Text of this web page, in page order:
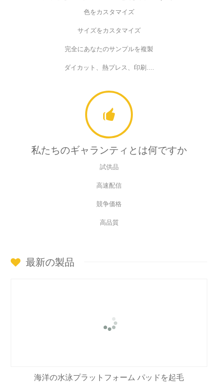
色をカスタマイズ
サイズをカスタマイズ
完全にあなたのサンプルを複製
ダイカット、熱プレス、印刷....
私たちのギャランティとは何ですか
試供品
高速配信
競争価格
高品質
最新の製品
海洋の水泳プラットフォーム パッドを起毛